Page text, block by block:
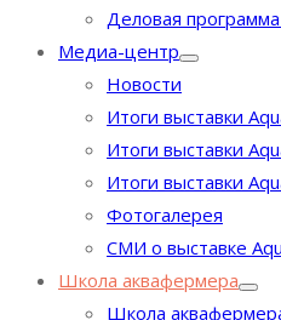
Деловая
Медиа-центр
Новости
Итоги выставки
Итоги выставки
Итоги выставки
Фотогалерея
СМИ о выставке
Школа аквафермера
Школа